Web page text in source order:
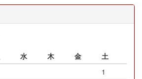
水 木 金
土
1